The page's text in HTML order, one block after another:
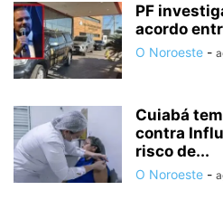
PF
acordo
O Noroeste -
Cuiabá
contra
risco de...
O Noroeste -